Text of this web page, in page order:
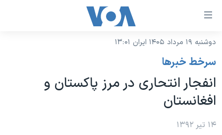
لینکهای
دسترسی
جهش
محتوای
اصلی
به
نسخه سبک وب‌سایت
موضوع ها
ایران
آمریکا
برنامه های تلویزیونی
جدول برنامه ها
دوشنبه ۱۹ مرداد ۱۴۰۵ ایران ۱۳:۰۱
سرخط خبرها
انفجار انتحاری در مرز پاکستان و
افغانستان
۱۴ تیر ۱۳۹۲